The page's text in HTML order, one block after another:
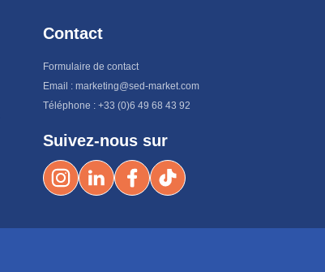
Contact
Formulaire de contact
Email : marketing@sed-market.com
Téléphone : +33 (0)6 49 68 43 92
Suivez-nous sur